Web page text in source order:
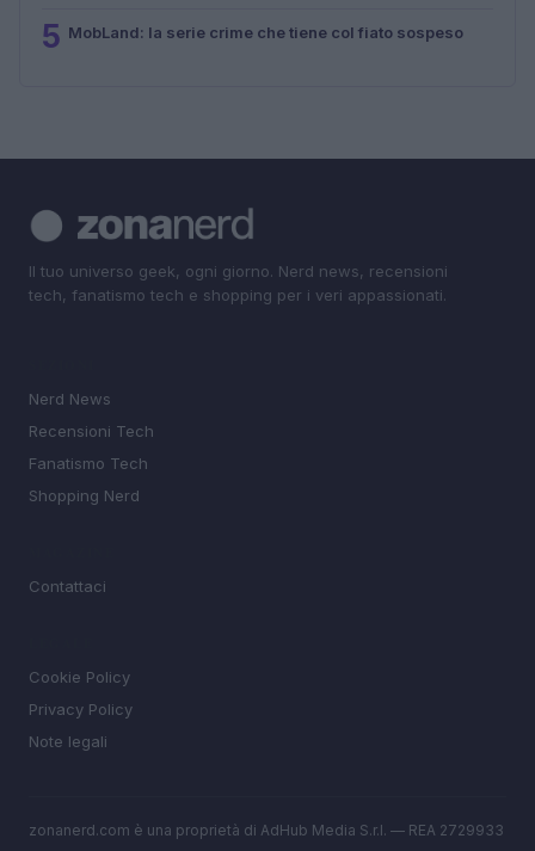
5 MobLand: la serie crime che tiene col fiato sospeso
Il tuo universo geek, ogni giorno. Nerd news, recensioni
tech, fanatismo tech e shopping per i veri appassionati.
Nerd News
Recensioni Tech
Fanatismo Tech
Shopping Nerd
Contattaci
Cookie Policy
Privacy Policy
Note legali
zonanerd.com è una proprietà di AdHub Media S.r.l. — REA 2729933